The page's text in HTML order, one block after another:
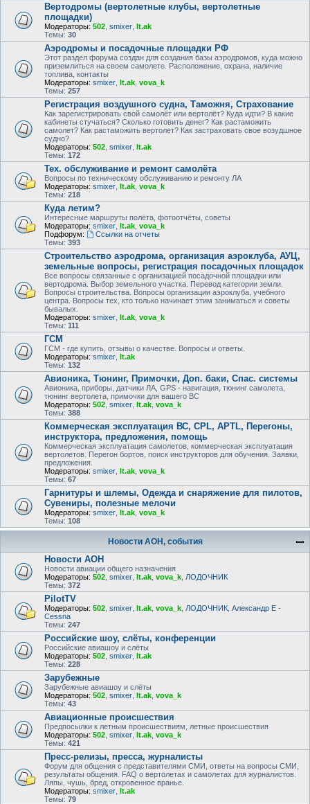
Вертодромы (вертолетные клубы, вертолетные
площадки)
Модераторы: 502 smixer lt.ak
Темы: 30
Аэродромы и посадочные площадки РФ
Этот раздел форума создан для создания базы аэродромов, куда можно
приземлиться на своем самолете. Расположение, охрана, наличие
топлива, контакты
Модераторы: smixer lt.ak vova_k
Темы: 257
Регистрация воздушного судна, Таможня, Страхование
Как зарегистрировать свой самолёт или вертолёт? Куда идти? В какие
кабинеты стучаться? Сколько готовить денег? Как растаможить
самолет? Как растаможить вертолет? Как застраховать свое возудшное
судно?
Модераторы: 502 smixer lt.ak
Темы: 172
Тех. обслуживание и ремонт самолёта
Вопросы по техническому обслуживанию и ремонту ЛА
Модераторы: smixer lt.ak vova_k
Темы: 218
Куда летим?
Интересные маршруты полёта, фотоотчёты, советы
Модераторы: smixer lt.ak vova_k
Подфорум:
Ссылки на отчеты
Темы: 393
Строительство аэродрома, организация аэроклуба, АУЦ,
земельные вопросы, регистрация посадочных площадок
Все вопросы связанные с организацией посадочной площадки или
вертодрома. Выбор земельного участка. Перевод категории земли.
Вопросы строительства. Вопросы организации аэроклуба, учебного
центра. Вопросы тех, кто только начинает этим заниматься и советы
бывалых.
Модераторы: smixer lt.ak vova_k
Темы: 111
ГСМ
ГСМ - где купить, отзывы о качестве. Вопросы и ответы.
Модераторы: smixer lt.ak
Темы: 132
Авионика, Тюнинг, Примочки, Доп. баки, Спас. системы
Авионика, приборы, датчики ЛА, GPS - навигация, тюнинг самолета,
тюнинг вертолета, примочки для вашего ВС
Модераторы: 502 smixer lt.ak vova_k
Темы: 388
Коммерческая эксплуатация ВС, CPL, APTL, Перегоны,
инструктора, предложения, помощь
Коммерческая эксплуатация самолетов, коммерческая эксплуатация
вертолетов. Перегон бортов, поиск инструкторов для обучения. Заявки,
предложения.
Модераторы: smixer lt.ak vova_k
Темы: 67
Гарнитуры и шлемы, Одежда и снаряжение для пилотов,
Сувениры, полезные мелочи
Модераторы: smixer lt.ak vova_k
Темы: 108
Новости АОН, события
Новости АОН
Новости авиации общего назначения
Модераторы: 502 smixer lt.ak vova_k ЛОДОЧНИК
Темы: 372
PilotTV
Модераторы: 502 smixer lt.ak vova_k ЛОДОЧНИК Александр E -
Cessna
Темы: 247
Российские шоу, слёты, конференции
Российские авиашоу и слёты
Модераторы: 502 smixer lt.ak
Темы: 228
Зарубежные
Зарубежные авиашоу и слёты
Модераторы: 502 smixer lt.ak vova_k
Темы: 43
Авиационные происшествия
Предпосылки к летным происшествиям, летные происшествия
Модераторы: 502 smixer lt.ak vova_k
Темы: 421
Пресс-релизы, пресса, журналисты
Форум для общения с представителями СМИ, ответы на вопросы СМИ,
результаты общения. FAQ о вертолетах и самолетах для журналистов.
Ляпы, чушь, бред, откровенное вранье.
Модераторы: smixer lt.ak
Темы: 79